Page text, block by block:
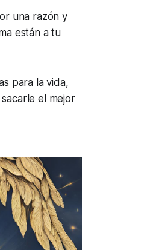
una razón y
están a tu
para la vida,
el mejor